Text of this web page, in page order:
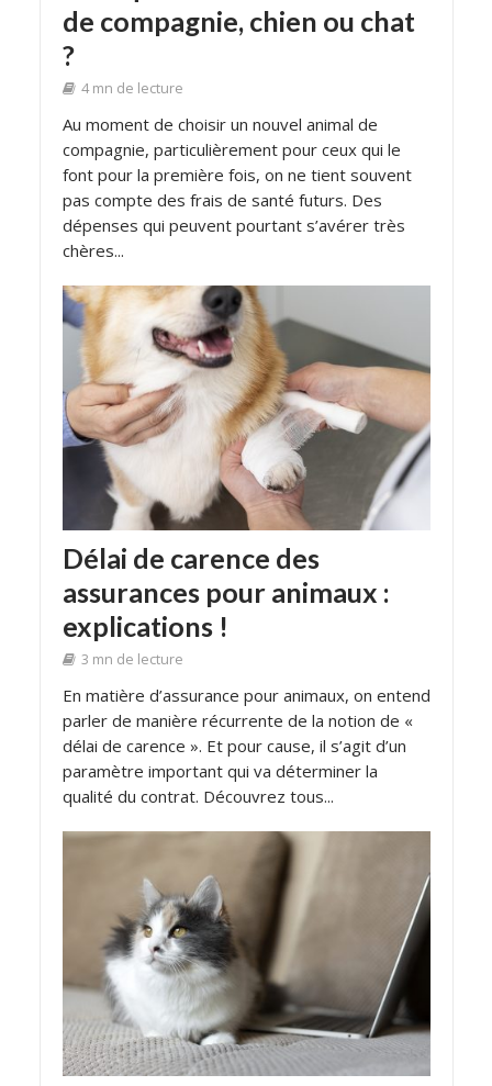
de compagnie, chien ou chat
?
4 mn de lecture
Au moment de choisir un nouvel animal de
compagnie, particulièrement pour ceux qui le
font pour la première fois, on ne tient souvent
pas compte des frais de santé futurs. Des
dépenses qui peuvent pourtant s’avérer très
chères...
Délai de carence des
assurances pour animaux :
explications !
3 mn de lecture
En matière d’assurance pour animaux, on entend
parler de manière récurrente de la notion de «
délai de carence ». Et pour cause, il s’agit d’un
paramètre important qui va déterminer la
qualité du contrat. Découvrez tous...